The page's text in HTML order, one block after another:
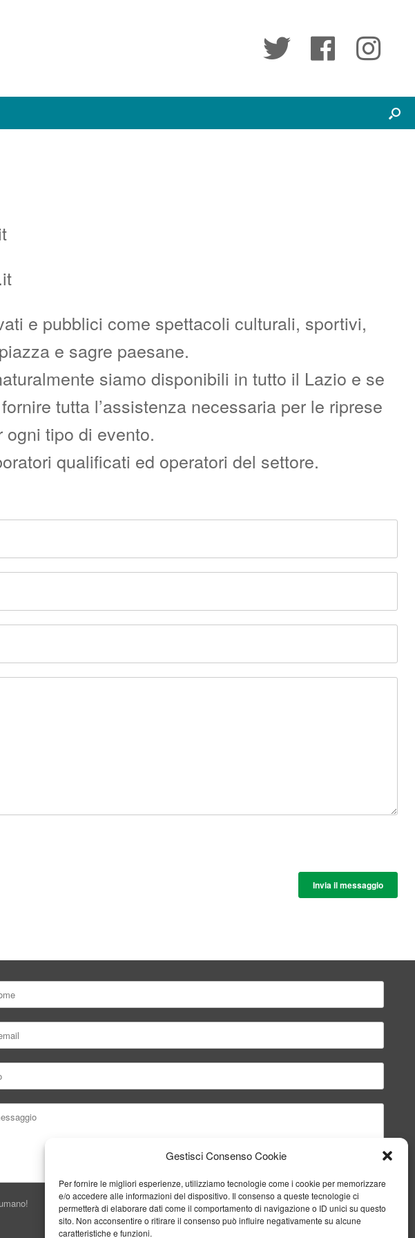
Gestisci Consenso Cookie
Per fornire le migliori esperienze, utilizziamo tecnologie come i cookie per memorizzare
e/o accedere alle informazioni del dispositivo. Il consenso a queste tecnologie ci
permetterà di elaborare dati come il comportamento di navigazione o ID unici su questo
sito. Non acconsentire o ritirare il consenso può influire negativamente su alcune
caratteristiche e funzioni.
e pubblici come spettacoli culturali, sportivi,
e sagre paesane.
siamo disponibili in tutto il Lazio e se
tutta l’assistenza necessaria per le riprese
tipo di evento.
qualificati ed operatori del settore.
Invia il messaggio